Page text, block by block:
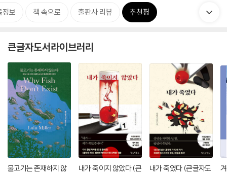
정보 책 속으로 출판사 리뷰 추천평
큰글자도서라이브러리
물고기는 존재하지 않
내가 죽이지 않았다 (큰
내가 죽였다 (큰글자도